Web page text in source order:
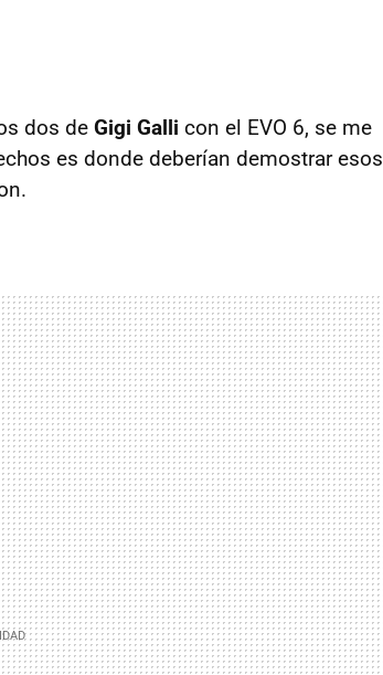
dos de Gigi Galli con el EVO 6, se me
es donde deberían demostrar esos